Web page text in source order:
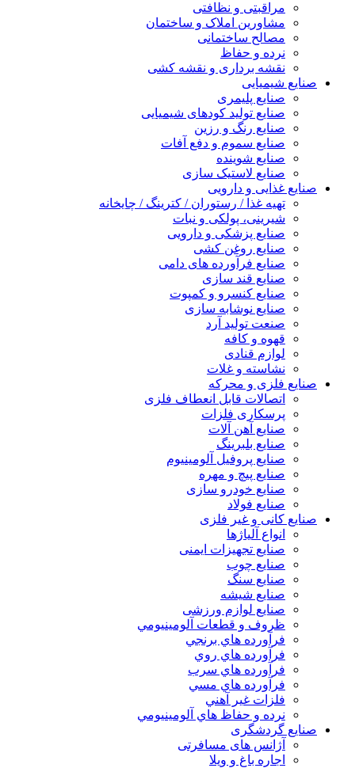
مراقبتی و نظافتی
مشاورین املاک و ساختمان
مصالح ساختمانی
نرده و حفاظ
نقشه برداری و نقشه کشی
شیمیایی
صنایع پلیمری
صنایع تولید کودهای شیمیایی
صنایع رنگ و رزین
صنایع سموم و دفع آفات
صنایع شوینده
صنایع لاستیک سازی
و دارویی
تهیه غذا / رستوران / کترینگ / چایخانه
شیرینی، پولکی و نبات
صنایع پزشکی و دارویی
صنایع روغن کشی
صنایع فرآورده های دامی
صنایع قند سازی
صنایع کنسرو و کمپوت
صنایع نوشابه سازی
صنعت تولید آرد
قهوه و کافه
لوازم قنادی
نشاسته و غلات
فلزی و محرکه
اتصالات قابل انعطاف فلزی
پرسکاری فلزات
صنایع آهن آلات
صنایع بلبرینگ
صنایع پروفیل آلومینیوم
صنایع پیچ و مهره
صنایع خودرو سازی
صنایع فولاد
کانی و غیر فلزی
انواع آلياژها
صنایع تجهیزات ایمنی
صنایع چوب
صنایع سنگ
صنایع شیشه
صنایع لوازم ورزشی
ظروف و قطعات آلومينيومي
فرآورده هاي برنجي
فرآورده هاي روي
فرآورده هاي سرب
فرآورده هاي مسي
فلزات غير آهني
نرده و حفاظ هاي آلومينيومي
گردشگری
آژانس های مسافرتی
اجاره باغ و ویلا